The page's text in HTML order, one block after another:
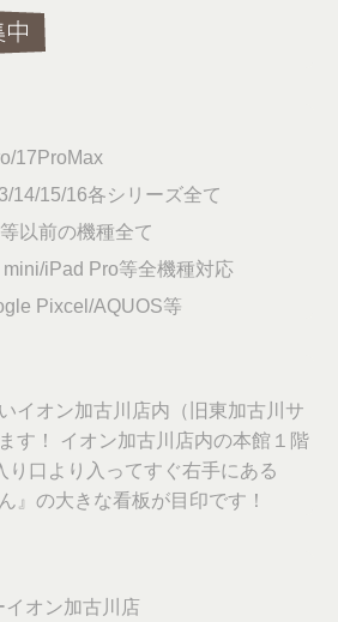
17ProMax
14/15/16各シリーズ全て
以前の機種全て
iPad Pro等全機種対応
Pixcel/AQUOS等
イオン加古川店内（旧東加古川サ
す！ イオン加古川店内の本館１階
り口より入ってすぐ右手にある
』の大きな看板が目印です！
イオン加古川店